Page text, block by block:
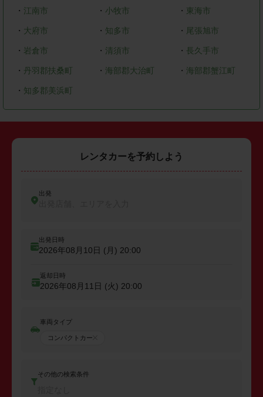
・ 江南市 ・ 小牧市 ・ 東海市
・ 大府市 ・ 知多市 ・ 尾張旭市
・ 岩倉市 ・ 清須市 ・ 長久手市
・ 丹羽郡扶桑町 ・ 海部郡大治町 ・ 海部郡蟹江町
・ 知多郡美浜町
レンタカーを予約しよう
出発
出発日時
2026年08月10日 (月) 20:00
返却日時
2026年08月11日 (火) 20:00
車両タイプ
コンパクトカー
その他の検索条件